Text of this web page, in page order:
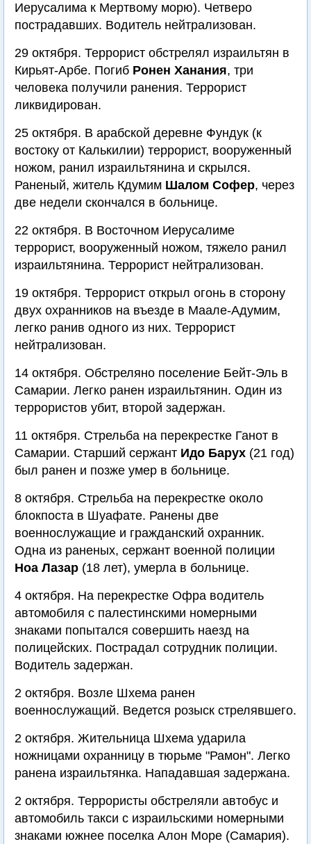
Иерусалима к Мертвому морю). Четверо
пострадавших. Водитель нейтрализован.
29 октября. Террорист обстрелял израильтян в
Кирьят-Арбе. Погиб Ронен Ханания, три
человека получили ранения. Террорист
ликвидирован.
25 октября. В арабской деревне Фундук (к
востоку от Калькилии) террорист, вооруженный
ножом, ранил израильтянина и скрылся.
Раненый, житель Кдумим Шалом Софер, через
две недели скончался в больнице.
22 октября. В Восточном Иерусалиме
террорист, вооруженный ножом, тяжело ранил
израильтянина. Террорист нейтрализован.
19 октября. Террорист открыл огонь в сторону
двух охранников на въезде в Маале-Адумим,
легко ранив одного из них. Террорист
нейтрализован.
14 октября. Обстреляно поселение Бейт-Эль в
Самарии. Легко ранен израильтянин. Один из
террористов убит, второй задержан.
11 октября. Стрельба на перекрестке Ганот в
Самарии. Старший сержант Идо Барух (21 год)
был ранен и позже умер в больнице.
8 октября. Стрельба на перекрестке около
блокпоста в Шуафате. Ранены две
военнослужащие и гражданский охранник.
Одна из раненых, сержант военной полиции
Ноа Лазар (18 лет), умерла в больнице.
4 октября. На перекрестке Офра водитель
автомобиля с палестинскими номерными
знаками попытался совершить наезд на
полицейских. Пострадал сотрудник полиции.
Водитель задержан.
2 октября. Возле Шхема ранен
военнослужащий. Ведется розыск стрелявшего.
2 октября. Жительница Шхема ударила
ножницами охранницу в тюрьме "Рамон". Легко
ранена израильтянка. Нападавшая задержана.
2 октября. Террористы обстреляли автобус и
автомобиль такси с израильскими номерными
знаками южнее поселка Алон Море (Самария).